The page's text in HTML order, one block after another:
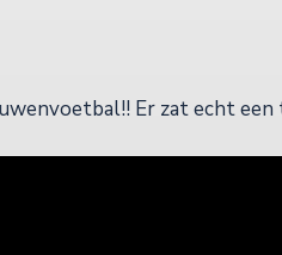
Er zat echt